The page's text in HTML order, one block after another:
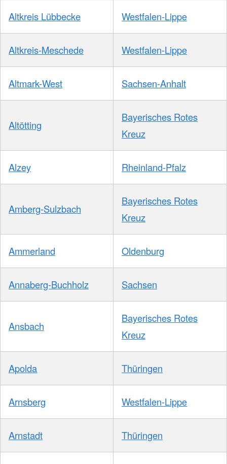
Altkreis Lübbecke Westfalen-Lippe
Altkreis-Meschede Westfalen-Lippe
Altmark-West Sachsen-Anhalt
Altötting
Bayerisches Rotes
Kreuz
Alzey Rheinland-Pfalz
Amberg-Sulzbach
Bayerisches Rotes
Kreuz
Ammerland Oldenburg
Annaberg-Buchholz Sachsen
Ansbach
Bayerisches Rotes
Kreuz
Apolda Thüringen
Arnsberg Westfalen-Lippe
Arnstadt Thüringen